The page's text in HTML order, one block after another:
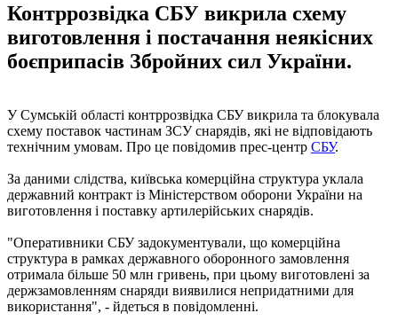
Контррозвідка СБУ викрила схему
виготовлення і постачання неякісних
боєприпасів Збройних сил України.
У Сумській області контррозвідка СБУ викрила та блокувала
схему поставок частинам ЗСУ снарядів, які не відповідають
технічним умовам. Про це повідомив прес-центр СБУ.
За даними слідства, київська комерційна структура уклала
державний контракт із Міністерством оборони України на
виготовлення і поставку артилерійських снарядів.
"Оперативники СБУ задокументували, що комерційна
структура в рамках державного оборонного замовлення
отримала більше 50 млн гривень, при цьому виготовлені за
держзамовленням снаряди виявилися непридатними для
використання", - йдеться в повідомленні.